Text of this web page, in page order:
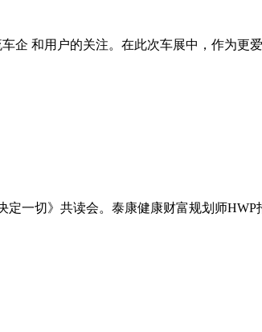
企 和用户的关注。在此次车展中，作为更
一切》共读会。泰康健康财富规划师